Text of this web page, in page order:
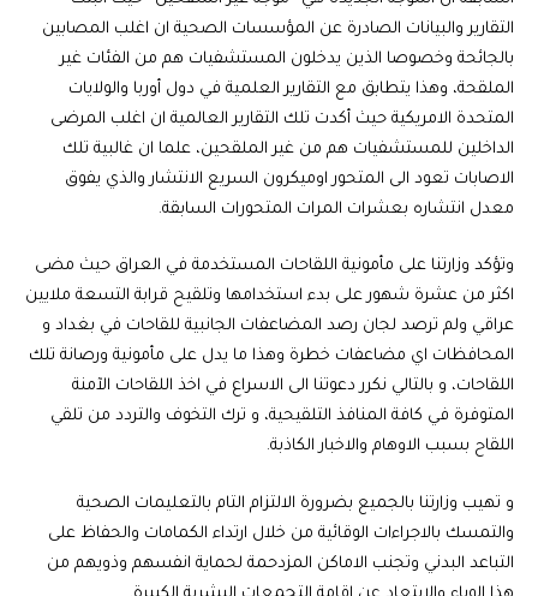
التقارير والبيانات الصادرة عن المؤسسات الصحية ان اغلب المصابين
بالجائحة وخصوصا الذين يدخلون المستشفيات هم من الفئات غير
الملقحة، وهذا يتطابق مع التقارير العلمية في دول أوربا والولايات
المتحدة الامريكية حيث أكدت تلك التقارير العالمية ان اغلب المرضى
الداخلين للمستشفيات هم من غير الملقحين، علما ان غالبية تلك
الاصابات تعود الى المتحور اوميكرون السريع الانتشار والذي يفوق
معدل انتشاره بعشرات المرات المتحورات السابقة.
وتؤكد وزارتنا على مأمونية اللقاحات المستخدمة في العراق حيث مضى
اكثر من عشرة شهور على بدء استخدامها وتلقيح قرابة التسعة ملايين
عراقي ولم ترصد لجان رصد المضاعفات الجانبية للقاحات في بغداد و
المحافظات اي مضاعفات خطرة وهذا ما يدل على مأمونية ورصانة تلك
اللقاحات، و بالتالي نكرر دعوتنا الى الاسراع في اخذ اللقاحات الآمنة
المتوفرة في كافة المنافذ التلقيحية، و ترك التخوف والتردد من تلقي
اللقاح بسبب الاوهام والاخبار الكاذبة.
و تهيب وزارتنا بالجميع بضرورة الالتزام التام بالتعليمات الصحية
والتمسك بالاجراءات الوقائية من خلال ارتداء الكمامات والحفاظ على
التباعد البدني وتجنب الاماكن المزدحمة لحماية انفسهم وذويهم من